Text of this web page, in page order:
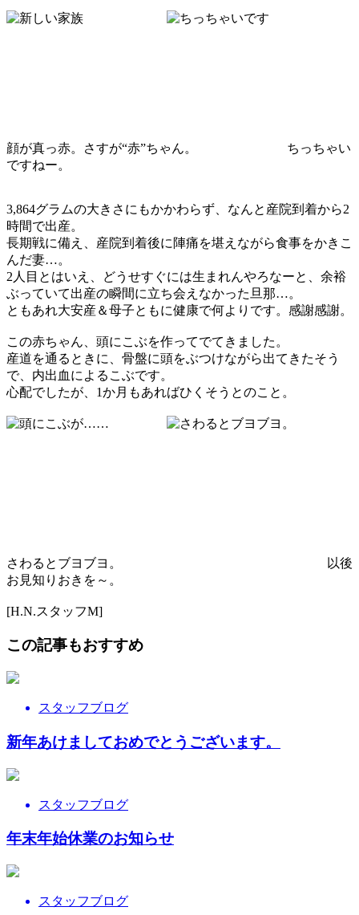
顔が真っ赤。さすが“赤”ちゃん。 ちっちゃい
ですねー。
3,864グラムの大きさにもかかわらず、なんと産院到着から2
時間で出産。
長期戦に備え、産院到着後に陣痛を堪えながら食事をかきこ
んだ妻…。
2人目とはいえ、どうせすぐには生まれんやろなーと、余裕
ぶっていて出産の瞬間に立ち会えなかった旦那…。
ともあれ大安産＆母子ともに健康で何よりです。感謝感謝。
この赤ちゃん、頭にこぶを作ってでてきました。
産道を通るときに、骨盤に頭をぶつけながら出てきたそう
で、内出血によるこぶです。
心配でしたが、1か月もあればひくそうとのこと。
さわるとブヨブヨ。 以後
お見知りおきを～。
[H.N.スタッフM]
この記事もおすすめ
スタッフブログ
新年あけましておめでとうございます。
スタッフブログ
年末年始休業のお知らせ
スタッフブログ